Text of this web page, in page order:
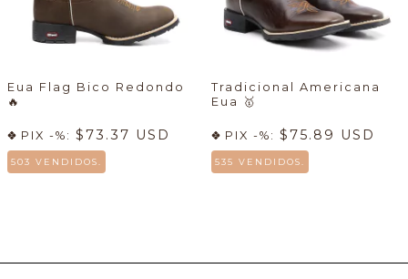
Eua Flag Bico Redondo
🔥
PIX -%: $73.37 USD
503 VENDIDOS.
Tradicional Americana
Eua
🥇
PIX -%: $75.89 USD
535 VENDIDOS.